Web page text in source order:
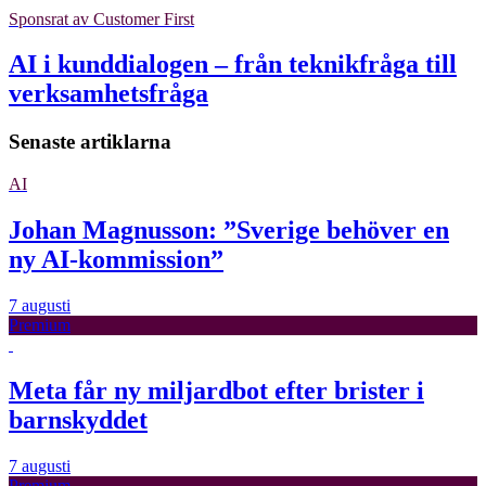
Sponsrat av Customer First
AI i kunddialogen – från teknikfråga till
verksamhetsfråga
Senaste artiklarna
AI
Johan Magnusson: ”Sverige behöver en
ny AI-kommission”
7 augusti
Premium
Meta får ny miljardbot efter brister i
barnskyddet
7 augusti